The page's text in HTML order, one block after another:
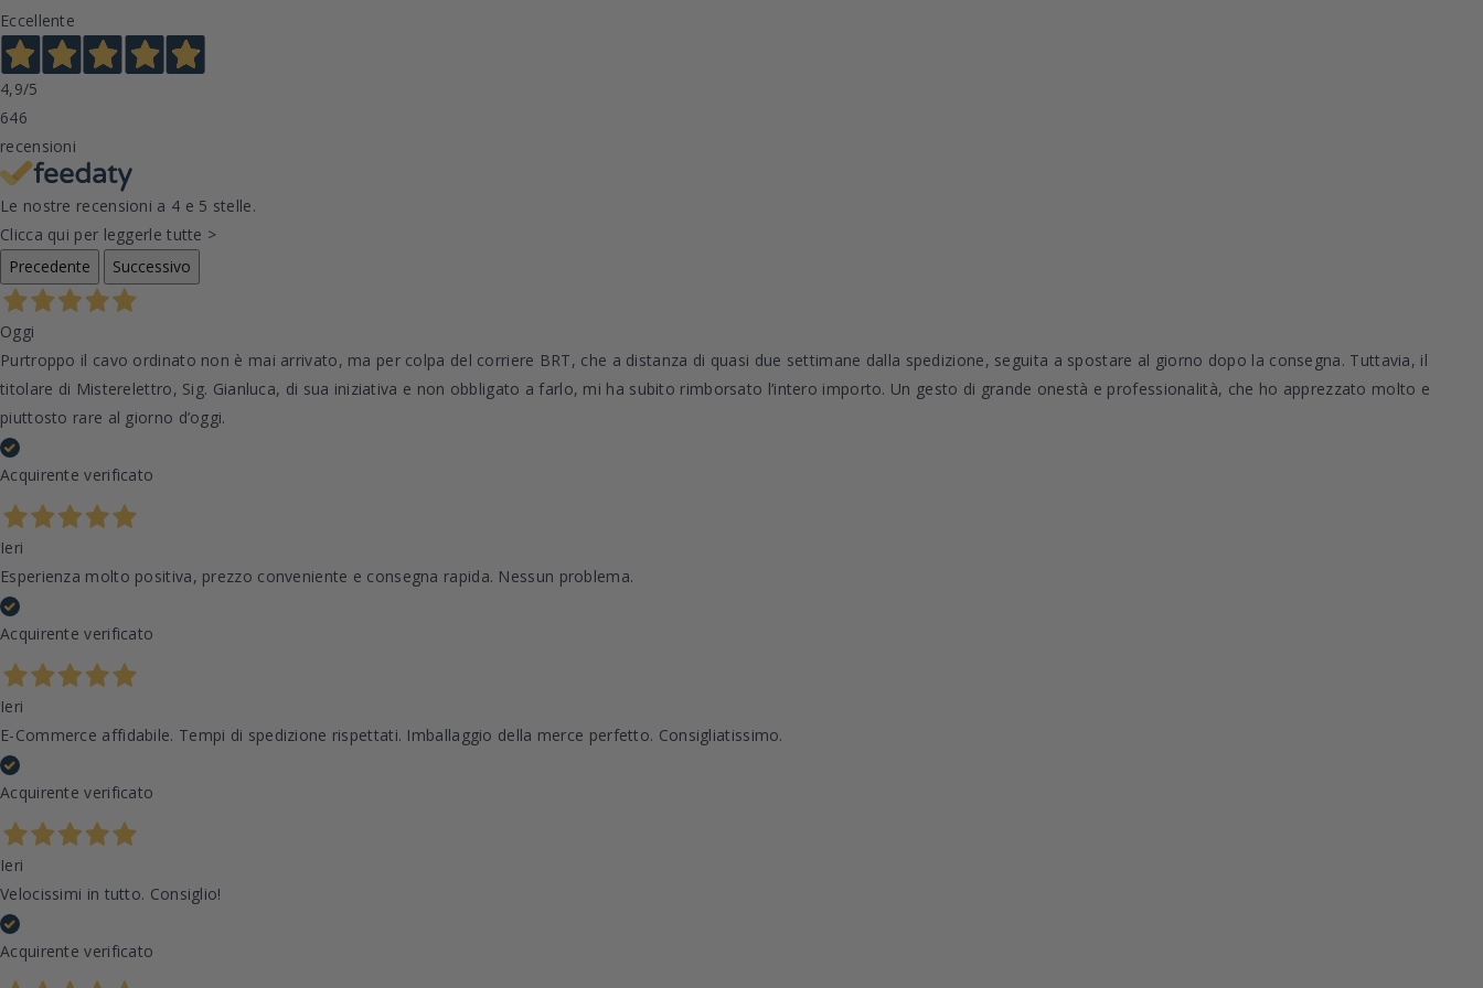
Eccellente
4,9/5
646
recensioni
Le nostre recensioni a 4 e 5 stelle.
Clicca qui per leggerle tutte >
Precedente
Successivo
Oggi
Purtroppo il cavo ordinato non è mai arrivato, ma per colpa del corriere BRT, che a distanza di quasi due settimane dalla spedizione, seguita a spostare al giorno dopo la consegna. Tuttavia, il
titolare di Misterelettro, Sig. Gianluca, di sua iniziativa e non obbligato a farlo, mi ha subito rimborsato l’intero importo. Un gesto di grande onestà e professionalità, che ho apprezzato molto e
piuttosto rare al giorno d’oggi.
Acquirente verificato
Ieri
Esperienza molto positiva, prezzo conveniente e consegna rapida. Nessun problema.
Acquirente verificato
Ieri
E-Commerce affidabile. Tempi di spedizione rispettati. Imballaggio della merce perfetto. Consigliatissimo.
Acquirente verificato
Ieri
Velocissimi in tutto. Consiglio!
Acquirente verificato